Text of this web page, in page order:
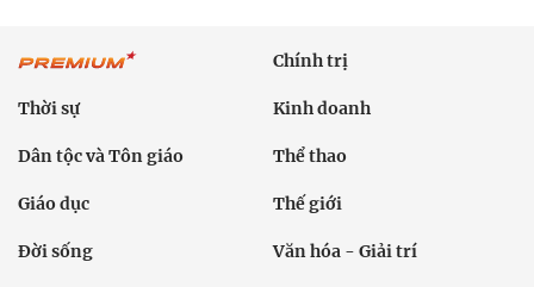
Chính trị
Thời sự Kinh doanh
Dân tộc và Tôn giáo Thể thao
Giáo dục Thế giới
Đời sống Văn hóa - Giải trí